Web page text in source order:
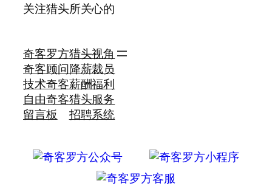
关注猎头所关心的
奇客罗方
奇客顾问
技术奇客
自由奇客
留言板
猎头视角
降薪裁员
薪酬福利
猎头服务
招聘系统